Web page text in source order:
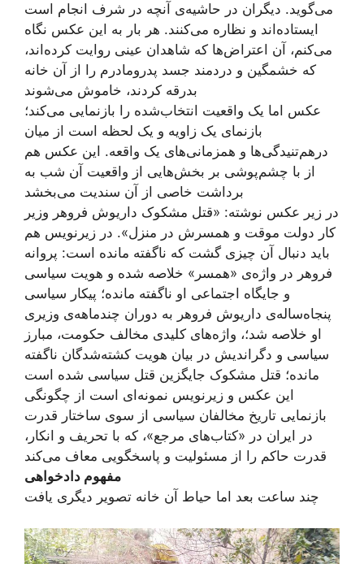
می‌گوید. دیگران در حاشیه‌ی آنچه در شرف انجام است
ایستاده‌اند و نظاره می‌کنند. هر بار به این عکس نگاه
می‌کنم، آن اعتراض‌ها که شاهدان عینی روایت کرده‌اند،
که خشمگین و دردمند جسد پدرومادرم را از آن خانه
بدرقه کردند، خاموش می‌شوند
عکس اما یک واقعیت انتخاب‌شده را بازنمایی می‌کند؛
بازنمای یک زاویه و یک لحظه است از میان
درهم‌تنیدگی‌ها و همزمانی‌های یک واقعه. این عکس هم
از با چشم‌پوشی بر بخش‌هایی از واقعیت آن شب به
برداشت خاصی از آن سندیت می‌بخشد
در زیر عکس نوشته: «قتل مشکوک داریوش فروهر وزیر
کار دولت موقت و همسرش در منزل». در زیرنویس هم
باید دنبال آن چیزی گشت که ناگفته مانده است: پروانه
فروهر در واژه‌ی «همسر» خلاصه شده و هویت سیاسی
و جایگاه اجتماعی او ناگفته مانده؛ پیکار سیاسی
پنجاه‌ساله‌ی داریوش فروهر به دوران چندماهه‌ی وزیری
او خلاصه شد؛، واژه‌های کلیدی مخالف حکومت، مبارز
سیاسی و دگراندیش در بیان هویت کشته‌شدگان ناگفته
مانده؛ قتل مشکوک جایگزین قتل سیاسی شده است
این عکس و زیرنویس نمونه‌ای ا‌ست از چگونگی
بازنمایی تاریخ مخالفان سیاسی از سوی ساختار قدرت
در ایران در «کتاب‌های مرجع»، که با تحریف و انکار،
قدرت حاکم را از مسئولیت و پاسخگویی معاف می‌کند
مفهوم دادخواهی
چند ساعت بعد اما حیاط آن خانه تصویر دیگری یافت